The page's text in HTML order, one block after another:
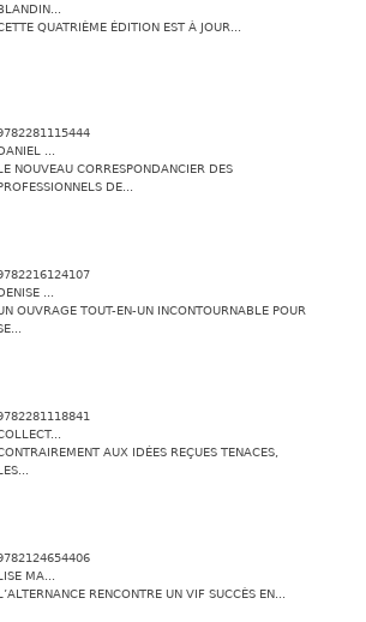
QUATRIÈME ÉDITION EST À JOUR...
...
NOUVEAU CORRESPONDANCIER DES
DE...
...
OUVRAGE TOUT-EN-UN INCONTOURNABLE POUR
AUX IDÉES REÇUES TENACES,
MA...
RENCONTRE UN VIF SUCCÈS EN...